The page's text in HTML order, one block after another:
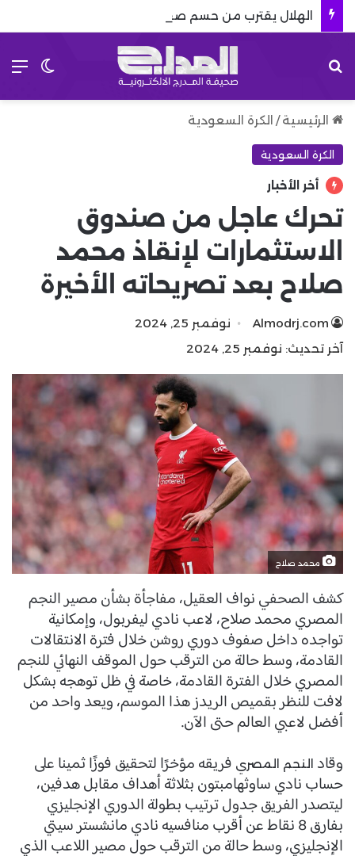
الرئيسية / الكرة السعودية
الكرة السعودية
أخر الأخبار
تحرك عاجل من صندوق
الاستثمارات لإنقاذ محمد
صلاح بعد تصريحاته الأخيرة
Almodrj.com
نوفمبر 25, 2024
آخر تحديث: نوفمبر 25, 2024
محمد صلاح
كشف الصحفي نواف العقيل، مفاجأة بشأن مصير النجم
المصري محمد صلاح، لاعب نادي ليفربول، وإمكانية
تواجده داخل صفوف دوري روشن خلال فترة الانتقالات
القادمة، وسط حالة من الترقب حول الموقف النهائي للنجم
المصري خلال الفترة القادمة، خاصة في ظل توهجه بشكل
لافت للنظر بقميص الريدز هذا الموسم، ويعد واحد من
أفضل لاعبي العالم حتى الآن.
وقاد النجم المصري فريقه مؤخرًا لتحقيق فوزًا ثمينا على
حساب نادي ساوثهامبتون بثلاثة أهداف مقابل هدفين،
ليتصدر الفريق جدول ترتيب بطولة الدوري الإنجليزي
بفارق 8 نقاط عن أقرب منافسيه نادي مانشستر سيتي
الإنجليزي، وسط حالة من الترقب حول مصير اللاعب الذي